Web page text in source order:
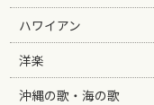
ハワイアン
洋楽
沖縄の歌・海の歌